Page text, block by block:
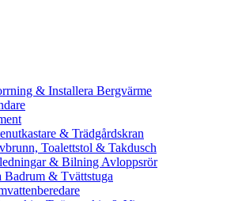
& Installera Bergvärme
& Trädgårdskran
Toalettstol & Takdusch
& Bilning Avloppsrör
Badrum & Tvättstuga